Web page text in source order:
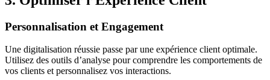
Personnalisation et Engagement
Une digitalisation réussie passe par une expérience client optimale.
Utilisez des outils d’analyse pour comprendre les comportements de
vos clients et personnalisez vos interactions.